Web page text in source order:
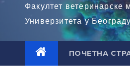
Факултет ветеринарске
Универзитета у
ПОЧЕТНА